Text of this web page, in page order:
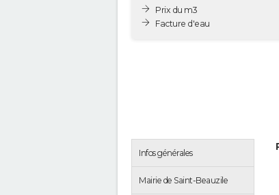
Prix du m3
Facture d'eau
Infos générales
Mairie de Saint-Beauzile